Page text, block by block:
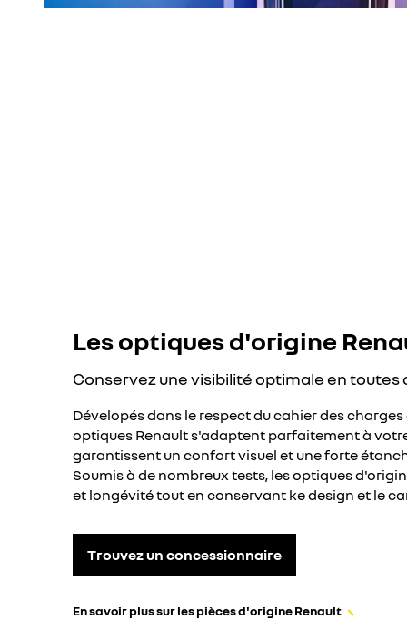
Les optiques d'origine
Conservez une visibilité optimale en toutes
Dévelopés dans le respect du cahier des
optiques Renault s'adaptent parfaitement à
garantissent un confort visuel et une forte
Soumis à de nombreux tests, les optiques
et longévité tout en conservant ke design et le
Trouvez un concessionnaire
En savoir plus sur les pièces d'origine Renault